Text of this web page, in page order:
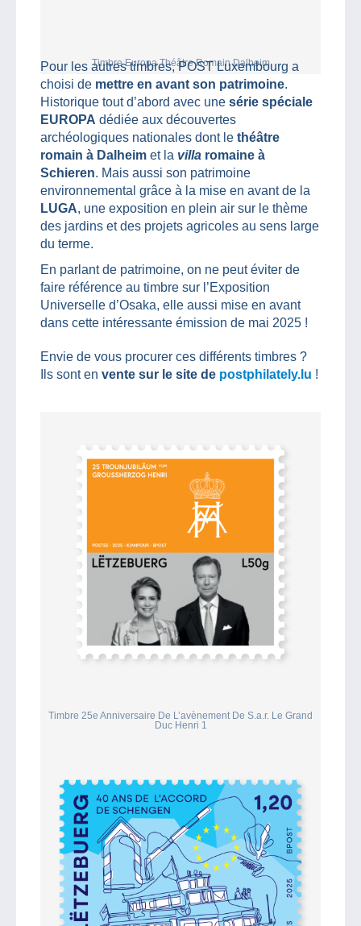
Timbre Europa Théâtre Romain Dalheim
Pour les autres timbres, POST Luxembourg a
choisi de mettre en avant son patrimoine.
Historique tout d’abord avec une série spéciale
EUROPA dédiée aux découvertes
archéologiques nationales dont le théâtre
romain à Dalheim et la villa romaine à
Schieren. Mais aussi son patrimoine
environnemental grâce à la mise en avant de la
LUGA, une exposition en plein air sur le thème
des jardins et des projets agricoles au sens large
du terme.
En parlant de patrimoine, on ne peut éviter de
faire référence au timbre sur l’Exposition
Universelle d’Osaka, elle aussi mise en avant
dans cette intéressante émission de mai 2025 !
Envie de vous procurer ces différents timbres ?
Ils sont en vente sur le site de postphilately.lu !
Timbre 25e Anniversaire De L’avènement De S.a.r. Le Grand
Duc Henri 1